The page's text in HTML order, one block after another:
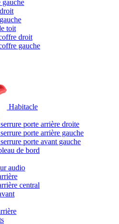
gauche
toit
droit
gauche
Habitacle
porte arrière droite
porte arrière gauche
porte avant gauche
de bord
audio
central